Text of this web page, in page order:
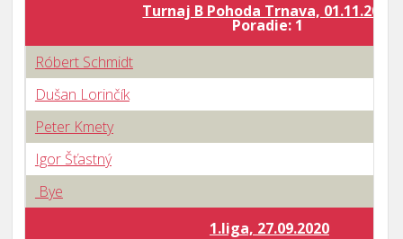
Turnaj B Pohoda Trnava, 01.11.2020
Poradie: 1
Róbert Schmidt
Dušan Lorinčík
Peter Kmety
Igor Šťastný
Bye
1.liga, 27.09.2020